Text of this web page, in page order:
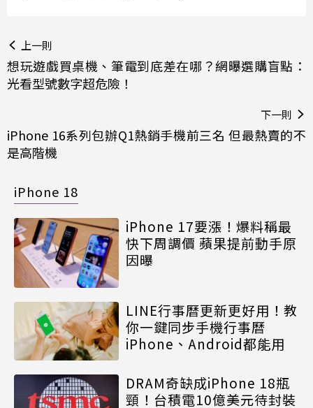
上一則
想玩遊戲買桌機、筆電到底差在哪？網曝選購盲點：
光看型號數字超危險！
下一則
iPhone 16系列包辦Q1熱銷手機前三名 但最熱賣的不
是高階機
iPhone 18
iPhone 17要漲！爆料稱最
快下周調價 蘋果提前動手原
因曝
LINE行事曆更新更好用！教
你一鍵同步手機行事曆
iPhone、Android都能用
DRAM奇缺成iPhone 18瓶
頸！台積電10億美元待封裝